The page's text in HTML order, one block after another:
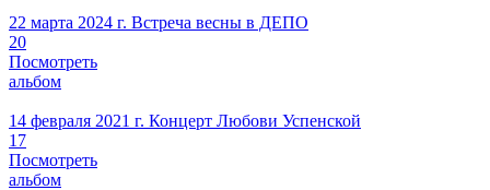
22 марта 2024 г. Встреча весны в ДЕПО
20
Посмотреть
альбом
14 февраля 2021 г. Концерт Любови Успенской
17
Посмотреть
альбом